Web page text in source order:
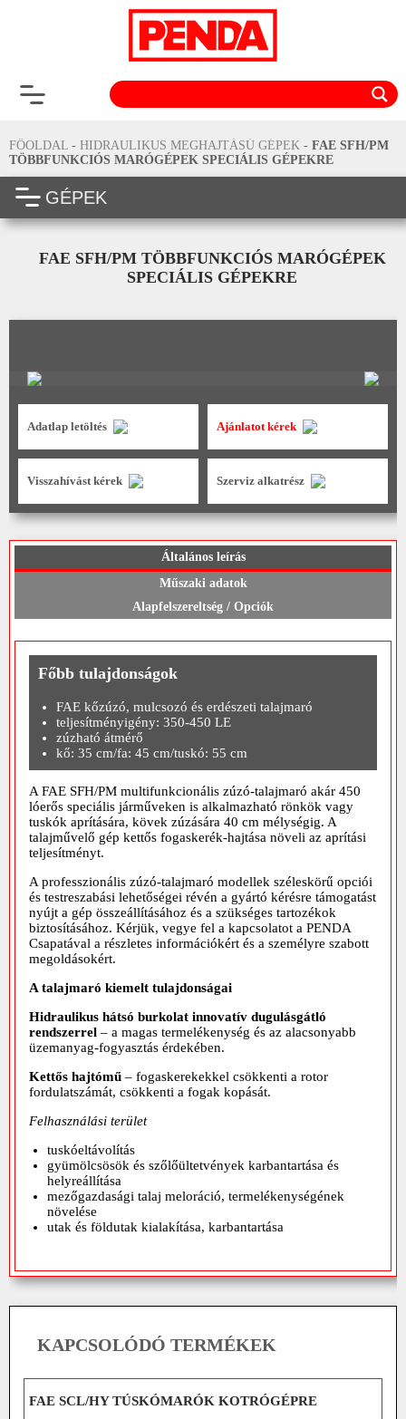
FŐOLDAL - HIDRAULIKUS MEGHAJTÁSÚ GÉPEK - FAE SFH/PM
TÖBBFUNKCIÓS MARÓGÉPEK SPECIÁLIS GÉPEKRE
GÉPEK
FAE SFH/PM TÖBBFUNKCIÓS MARÓGÉPEK
SPECIÁLIS GÉPEKRE
Adatlap letöltés Ajánlatot kérek
Visszahívást kérek Szerviz alkatrész
Általános leírás
Műszaki adatok
Alapfelszereltség / Opciók
Főbb tulajdonságok
FAE kőzúzó, mulcsozó és erdészeti talajmaró
teljesítményigény: 350-450 LE
zúzható átmérő
kő: 35 cm/fa: 45 cm/tuskó: 55 cm
A FAE SFH/PM multifunkcionális zúzó-talajmaró akár 450
lóerős speciális járműveken is alkalmazható rönkök vagy
tuskók aprítására, kövek zúzására 40 cm mélységig. A
talajművelő gép kettős fogaskerék-hajtása növeli az aprítási
teljesítményt.
A professzionális zúzó-talajmaró modellek széleskörű opciói
és testreszabási lehetőségei révén a gyártó kérésre támogatást
nyújt a gép összeállításához és a szükséges tartozékok
biztosításához. Kérjük, vegye fel a kapcsolatot a PENDA
Csapatával a részletes információkért és a személyre szabott
megoldásokért.
A talajmaró kiemelt tulajdonságai
Hidraulikus hátsó burkolat innovatív dugulásgátló
rendszerrel – a magas termelékenység és az alacsonyabb
üzemanyag-fogyasztás érdekében.
Kettős hajtómű – fogaskerekekkel csökkenti a rotor
fordulatszámát, csökkenti a fogak kopását.
Felhasználási terület
tuskóeltávolítás
gyümölcsösök és szőlőültetvények karbantartása és
helyreállítása
mezőgazdasági talaj meloráció, termelékenységének
növelése
utak és földutak kialakítása, karbantartása
KAPCSOLÓDÓ TERMÉKEK
FAE SCL/HY TÚSKÓMARÓK KOTRÓGÉPRE